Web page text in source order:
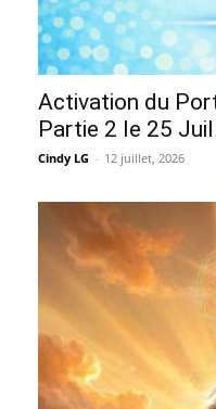
Activation du
Partie 2 le 25
Cindy LG - 12 juillet, 2026